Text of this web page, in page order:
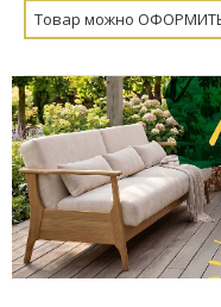
Товар можно